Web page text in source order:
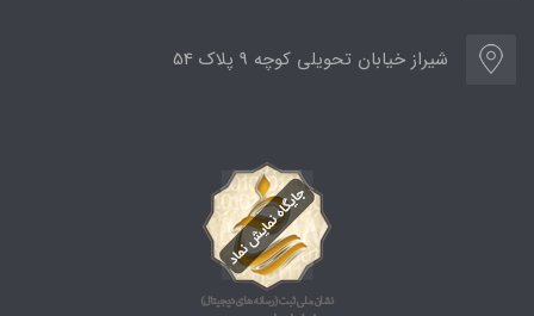
شیراز خیابان تحویلی کوچه 9 پلاک 54